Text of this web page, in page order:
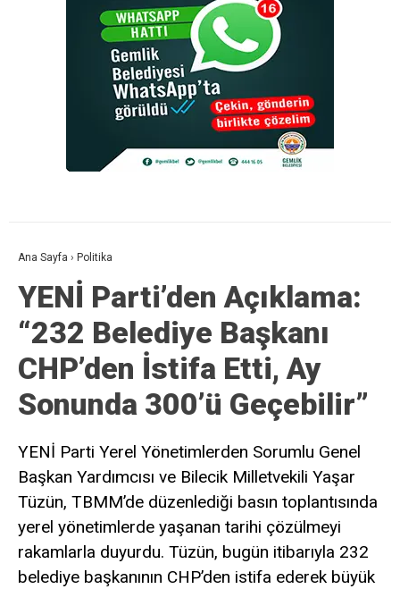
Ana Sayfa › Politika
YENİ Parti’den Açıklama:
“232 Belediye Başkanı
CHP’den İstifa Etti, Ay
Sonunda 300’ü Geçebilir”
YENİ Parti Yerel Yönetimlerden Sorumlu Genel
Başkan Yardımcısı ve Bilecik Milletvekili Yaşar
Tüzün, TBMM’de düzenlediği basın toplantısında
yerel yönetimlerde yaşanan tarihi çözülmeyi
rakamlarla duyurdu. Tüzün, bugün itibarıyla 232
belediye başkanının CHP’den istifa ederek büyük